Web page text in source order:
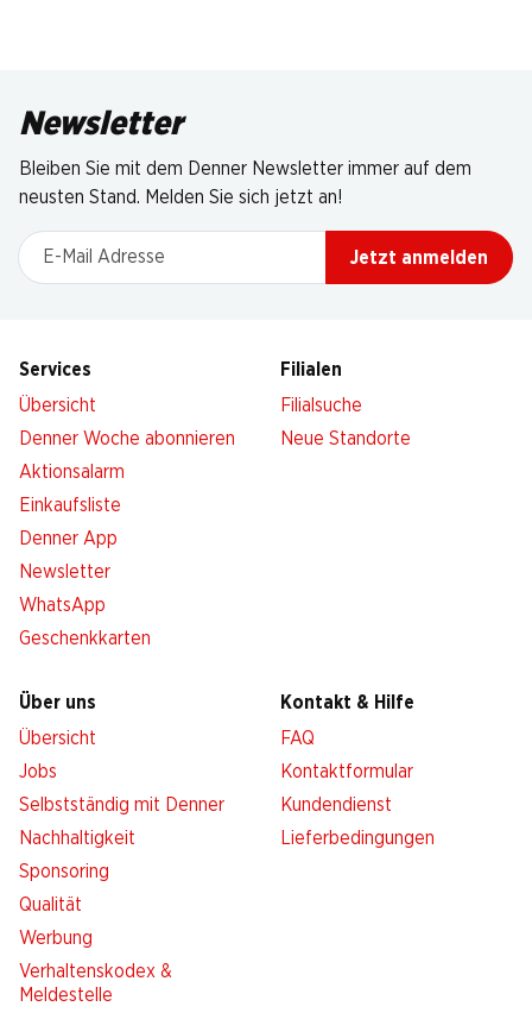
Newsletter
Bleiben Sie mit dem Denner Newsletter immer auf dem
neusten Stand. Melden Sie sich jetzt an!
E-Mail Adresse
Jetzt anmelden
Services
Übersicht
Denner Woche abonnieren
Aktionsalarm
Einkaufsliste
Denner App
Newsletter
WhatsApp
Geschenkkarten
Filialen
Filialsuche
Neue Standorte
Über uns
Übersicht
Jobs
Selbstständig mit Denner
Nachhaltigkeit
Sponsoring
Qualität
Werbung
Verhaltenskodex &
Meldestelle
Kontakt & Hilfe
FAQ
Kontaktformular
Kundendienst
Lieferbedingungen